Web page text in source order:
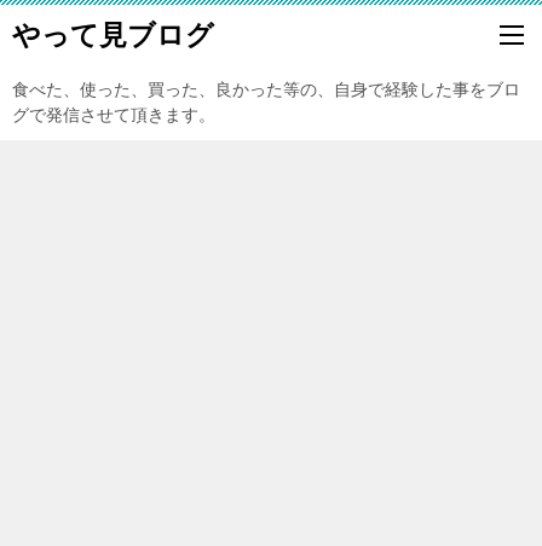
やって見ブログ
食べた、使った、買った、良かった等の、自身で経験した事をブロ
グで発信させて頂きます。